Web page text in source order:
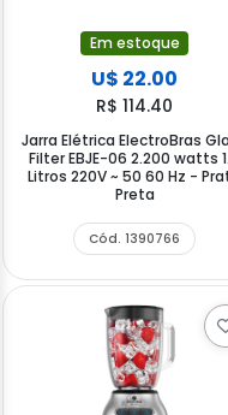
Em estoque
U$ 22.00
R$ 114.40
Jarra Elétrica ElectroBras
Filter EBJE-06 2.200 watts
Litros 220V ~ 50 60 Hz -
Preta
Cód. 1390766